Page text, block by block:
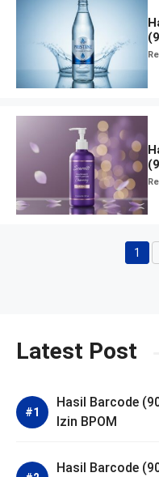
1
Latest Post
Hasil Barcode
Izin BPOM
Hasil Barcode